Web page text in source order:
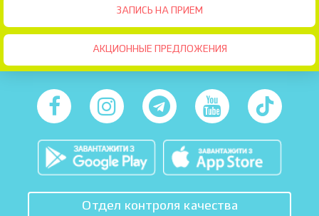
ЗАПИСЬ НА ПРИЕМ
АКЦИОННЫЕ ПРЕДЛОЖЕНИЯ
Отдел контроля качества